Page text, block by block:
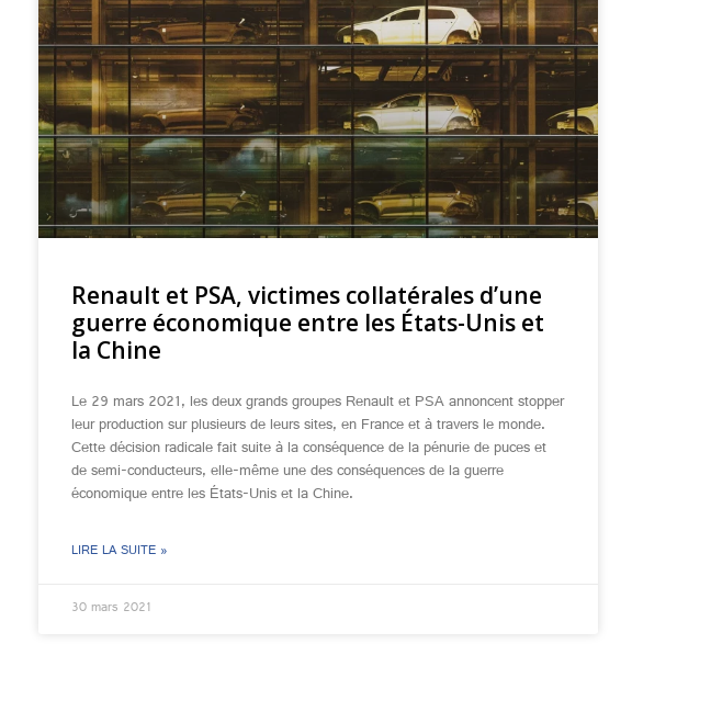
Renault et PSA, victimes collatérales d’une
guerre économique entre les États-Unis et
la Chine
Le 29 mars 2021, les deux grands groupes Renault et PSA annoncent stopper
leur production sur plusieurs de leurs sites, en France et à travers le monde.
Cette décision radicale fait suite à la conséquence de la pénurie de puces et
de semi-conducteurs, elle-même une des conséquences de la guerre
économique entre les États-Unis et la Chine.
LIRE LA SUITE »
30 mars 2021